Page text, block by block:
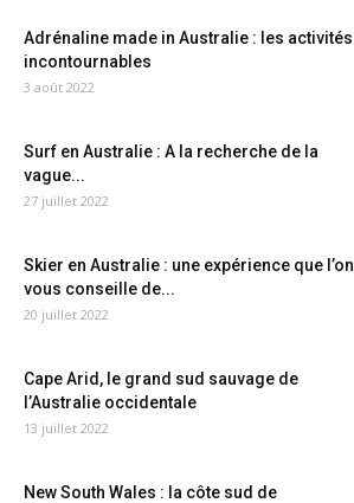
Adrénaline made in Australie : les activités
incontournables
3 août 2022
Surf en Australie : A la recherche de la
vague...
27 juillet 2022
Skier en Australie : une expérience que l’on
vous conseille de...
20 juillet 2022
Cape Arid, le grand sud sauvage de
l’Australie occidentale
13 juillet 2022
New South Wales : la côte sud de